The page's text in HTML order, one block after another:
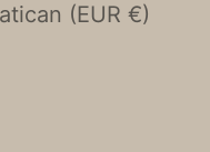
État de la Cité du Vatican (EUR €)